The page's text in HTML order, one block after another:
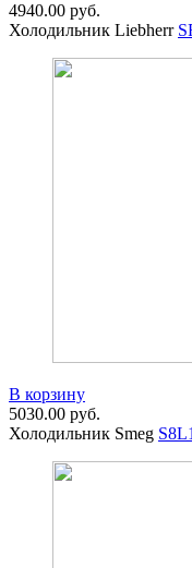
4940.00 руб.
Холодильник Liebherr
В корзину
5030.00 руб.
Холодильник Smeg